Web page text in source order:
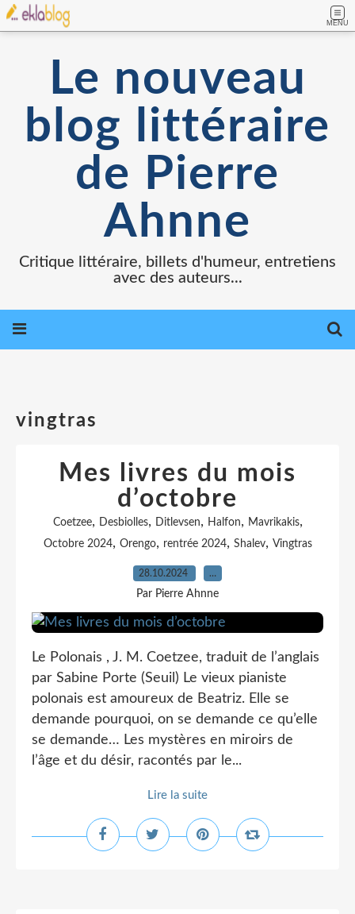
MENU
Le nouveau
blog littéraire
de Pierre
Ahnne
Critique littéraire, billets d'humeur, entretiens
avec des auteurs...
vingtras
Mes livres du mois
d’octobre
Coetzee, Desbiolles, Ditlevsen, Halfon, Mavrikakis,
Octobre 2024, Orengo, rentrée 2024, Shalev, Vingtras
28.10.2024 …
Par Pierre Ahnne
Le Polonais , J. M. Coetzee, traduit de l’anglais
par Sabine Porte (Seuil) Le vieux pianiste
polonais est amoureux de Beatriz. Elle se
demande pourquoi, on se demande ce qu’elle
se demande… Les mystères en miroirs de
l’âge et du désir, racontés par le...
Lire la suite